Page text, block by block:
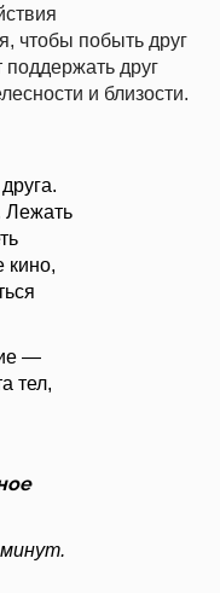
чтобы побыть друг
поддержать друг
и близости.
Лежать
кино,
—
тел,